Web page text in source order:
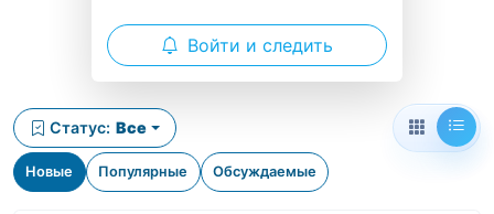
Войти и следить
Новые Популярные Обсуждаемые
Статус: Все